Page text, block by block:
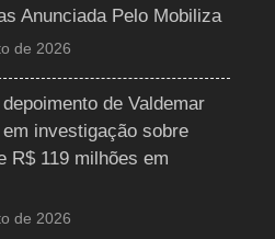
Anunciada Pelo Mobiliza
de 2026
de Valdemar
investigação sobre
R$ 119 milhões em
de 2026